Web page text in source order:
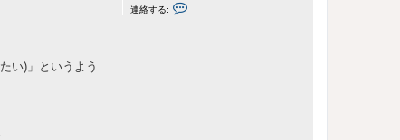
連絡する:
い)」というよう